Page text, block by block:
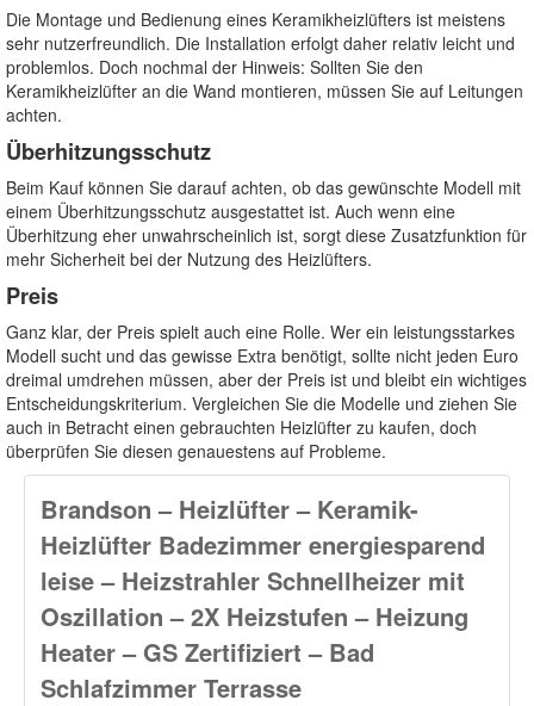
Die Montage und Bedienung eines Keramikheizlüfters ist meistens
sehr nutzerfreundlich. Die Installation erfolgt daher relativ leicht und
problemlos. Doch nochmal der Hinweis: Sollten Sie den
Keramikheizlüfter an die Wand montieren, müssen Sie auf Leitungen
achten.
Überhitzungsschutz
Beim Kauf können Sie darauf achten, ob das gewünschte Modell mit
einem Überhitzungsschutz ausgestattet ist. Auch wenn eine
Überhitzung eher unwahrscheinlich ist, sorgt diese Zusatzfunktion für
mehr Sicherheit bei der Nutzung des Heizlüfters.
Preis
Ganz klar, der Preis spielt auch eine Rolle. Wer ein leistungsstarkes
Modell sucht und das gewisse Extra benötigt, sollte nicht jeden Euro
dreimal umdrehen müssen, aber der Preis ist und bleibt ein wichtiges
Entscheidungskriterium. Vergleichen Sie die Modelle und ziehen Sie
auch in Betracht einen gebrauchten Heizlüfter zu kaufen, doch
überprüfen Sie diesen genauestens auf Probleme.
Brandson – Heizlüfter – Keramik-
Heizlüfter Badezimmer energiesparend
leise – Heizstrahler Schnellheizer mit
Oszillation – 2X Heizstufen – Heizung
Heater – GS Zertifiziert – Bad
Schlafzimmer Terrasse